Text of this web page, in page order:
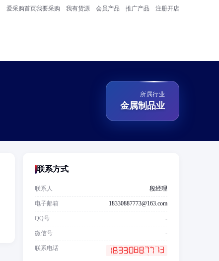
爱采购首页我要采购 我有货源 会员产品 推广产品 注册开店
所属行业
金属制品业
联系方式
联系人 段经理
电子邮箱 18330887773@163.com
QQ号 -
微信号 -
联系电话